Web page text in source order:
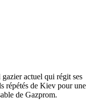
actuel qui régit ses
répétés de Kiev pour une
de Gazprom.